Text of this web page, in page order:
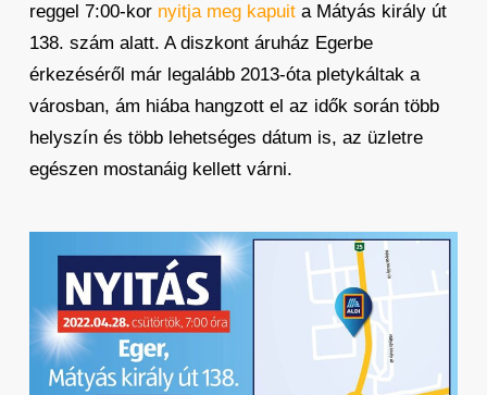
reggel 7:00-kor nyitja meg kapuita Mátyás király út
138. szám alatt. A diszkont áruház Egerbe
érkezéséről már legalább 2013-óta pletykáltak a
városban, ám hiába hangzott el az idők során több
helyszín és több lehetséges dátum is, az üzletre
egészen mostanáig kellett várni.